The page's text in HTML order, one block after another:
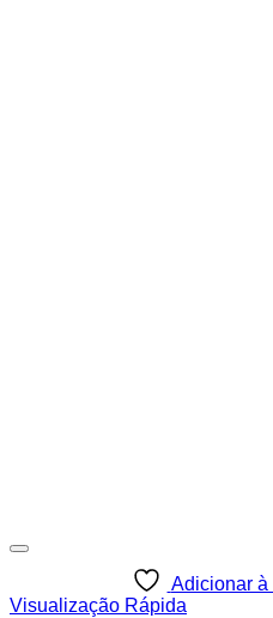
Adicionar à
Visualização Rápida